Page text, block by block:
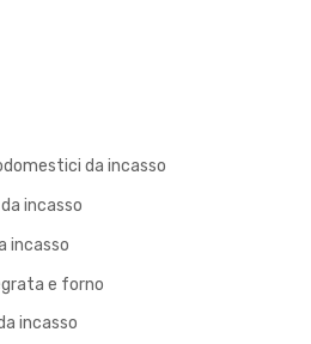
da incasso
incasso
incasso
e forno
incasso